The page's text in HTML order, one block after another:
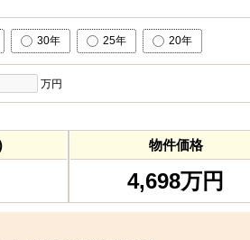
30年 25年 20年
万円
物件価格
4,698万円